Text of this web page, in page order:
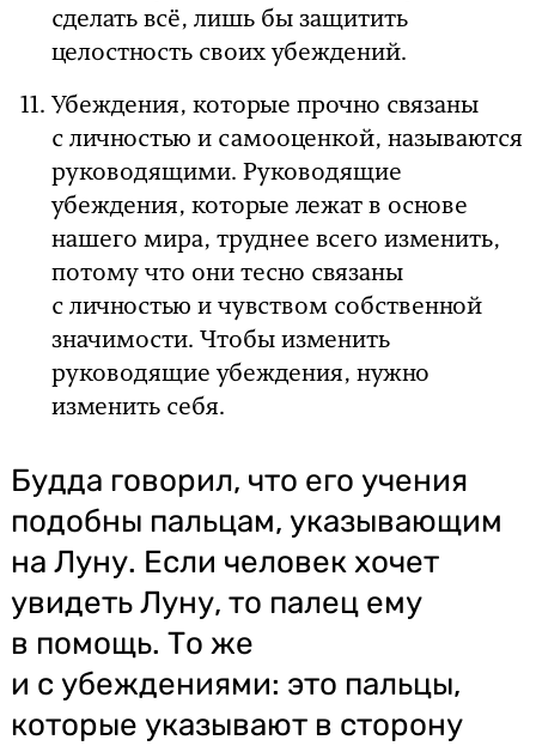
сделать всё, лишь бы защитить
целостность своих убеждений.
Убеждения, которые прочно связаны
с личностью и самооценкой, называются
руководящими. Руководящие
убеждения, которые лежат в основе
нашего мира, труднее всего изменить,
потому что они тесно связаны
с личностью и чувством собственной
значимости. Чтобы изменить
руководящие убеждения, нужно
изменить себя.
Будда говорил, что его учения
подобны пальцам, указывающим
на Луну. Если человек хочет
увидеть Луну, то палец ему
в помощь. То же
и с убеждениями: это пальцы,
которые указывают в сторону